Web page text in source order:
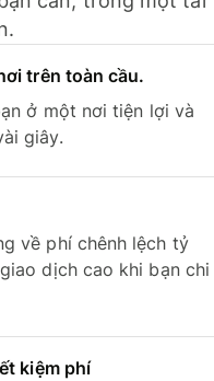
trên toàn cầu.
ở một nơi tiện lợi và
giây.
về phí chênh lệch tỷ
dịch cao khi bạn chi
kiệm phí